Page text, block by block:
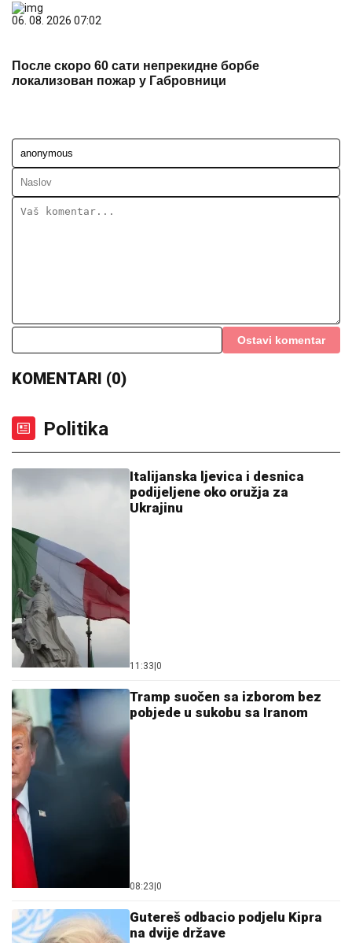
06. 08. 2026 07:02
После скоро 60 сати непрекидне борбе
локализован пожар у Габровници
Ostavi komentar
KOMENTARI (0)
Politika
Italijanska ljevica i desnica
podijeljene oko oružja za
Ukrajinu
11:33|0
Tramp suočen sa izborom bez
pobjede u sukobu sa Iranom
08:23|0
Gutereš odbacio podjelu Kipra
na dvije države